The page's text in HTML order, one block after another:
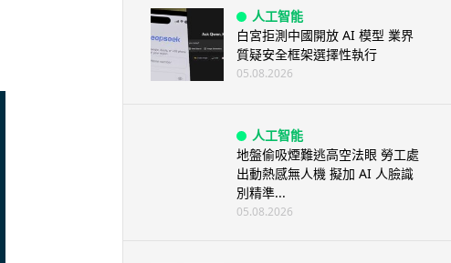
人工智能
白宮拒測中國開放 AI 模型 業界
質疑安全框架選擇性執行
05.08.2026
人工智能
地盤偷吸煙難逃高空法眼 勞工處
出動熱感無人機 擬加 AI 人臉識
別精準...
05.08.2026